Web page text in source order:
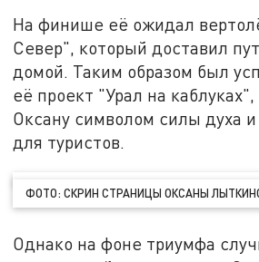
На финише её ожидал
Север", который доставил
домой. Таким образом был
её проект "Урал на
Оксану символом силы духа
для туристов.
ФОТО: СКРИН СТРАНИЦЫ ОКСАНЫ
Однако на фоне триумфа